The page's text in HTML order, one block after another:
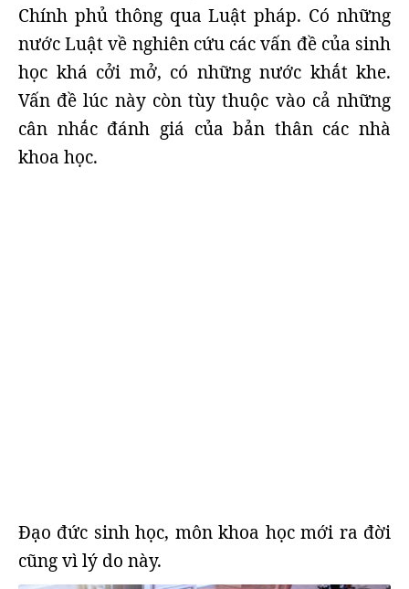
Chính phủ thông qua Luật pháp. Có những
nước Luật về nghiên cứu các vấn đề của sinh
học khá cởi mở, có những nước khắt khe.
Vấn đề lúc này còn tùy thuộc vào cả những
cân nhắc đánh giá của bản thân các nhà
khoa học.
Đạo đức sinh học, môn khoa học mới ra đời
cũng vì lý do này.